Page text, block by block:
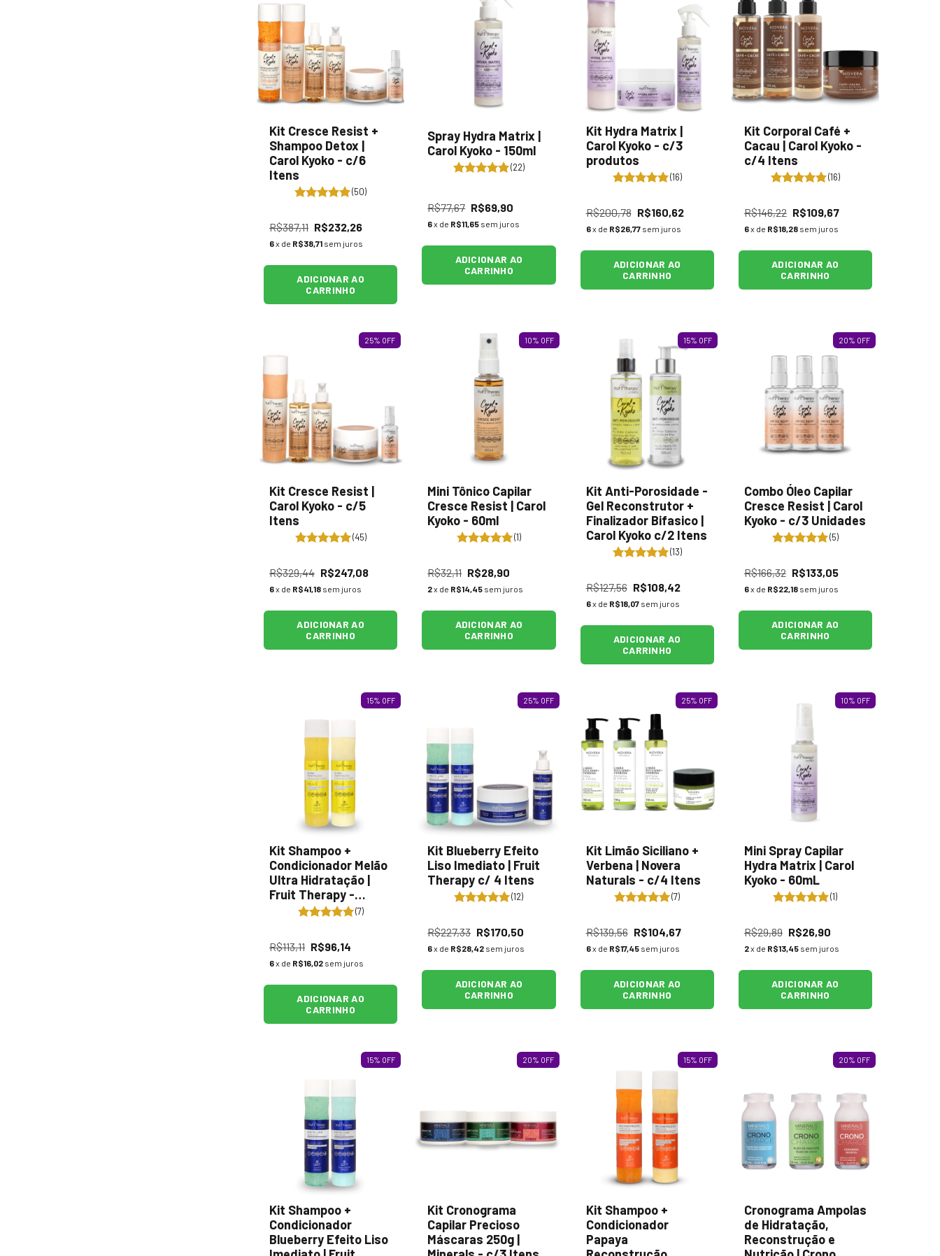
Kit Cresce Resist +
Shampoo Detox |
Carol Kyoko - c/6
Itens
(50)
R$387,11 R$232,26
6x de R$38,71 sem juros
ADICIONAR AO
CARRINHO
Spray Hydra Matrix |
Carol Kyoko - 150ml
(22)
R$77,67 R$69,90
6x de R$11,65 sem juros
ADICIONAR AO
CARRINHO
Kit Hydra Matrix |
Carol Kyoko - c/3
produtos
(16)
R$200,78 R$160,62
6x de R$26,77 sem juros
ADICIONAR AO
CARRINHO
Kit Corporal Café +
Cacau | Carol Kyoko -
c/4 Itens
(16)
R$146,22 R$109,67
6x de R$18,28 sem juros
ADICIONAR AO
CARRINHO
25% OFF
Kit Cresce Resist |
Carol Kyoko - c/5
Itens
(45)
R$329,44 R$247,08
6x de R$41,18 sem juros
ADICIONAR AO
CARRINHO
10% OFF
Mini Tônico Capilar
Cresce Resist | Carol
Kyoko - 60ml
(1)
R$32,11 R$28,90
2x de R$14,45 sem juros
ADICIONAR AO
CARRINHO
15% OFF
Kit Anti-Porosidade -
Gel Reconstrutor +
Finalizador Bifasico |
Carol Kyoko c/2 Itens
(13)
R$127,56 R$108,42
6x de R$18,07 sem juros
ADICIONAR AO
CARRINHO
20% OFF
Combo Óleo Capilar
Cresce Resist | Carol
Kyoko - c/3 Unidades
(5)
R$166,32 R$133,05
6x de R$22,18 sem juros
ADICIONAR AO
CARRINHO
15% OFF
Kit Shampoo +
Condicionador Melão
Ultra Hidratação |
Fruit Therapy -
2x290ml
(7)
R$113,11 R$96,14
6x de R$16,02 sem juros
ADICIONAR AO
CARRINHO
25% OFF
Kit Blueberry Efeito
Liso Imediato | Fruit
Therapy c/ 4 Itens
(12)
R$227,33 R$170,50
6x de R$28,42 sem juros
ADICIONAR AO
CARRINHO
25% OFF
Kit Limão Siciliano +
Verbena | Novera
Naturals - c/4 Itens
(7)
R$139,56 R$104,67
6x de R$17,45 sem juros
ADICIONAR AO
CARRINHO
10% OFF
Mini Spray Capilar
Hydra Matrix | Carol
Kyoko - 60mL
(1)
R$29,89 R$26,90
2x de R$13,45 sem juros
ADICIONAR AO
CARRINHO
15% OFF
Kit Shampoo +
Condicionador
Blueberry Efeito Liso
20% OFF
Kit Cronograma
Capilar Precioso
Máscaras 250g |
15% OFF
Kit Shampoo +
Condicionador
Papaya
20% OFF
Cronograma Ampolas
de Hidratação,
Reconstrução e